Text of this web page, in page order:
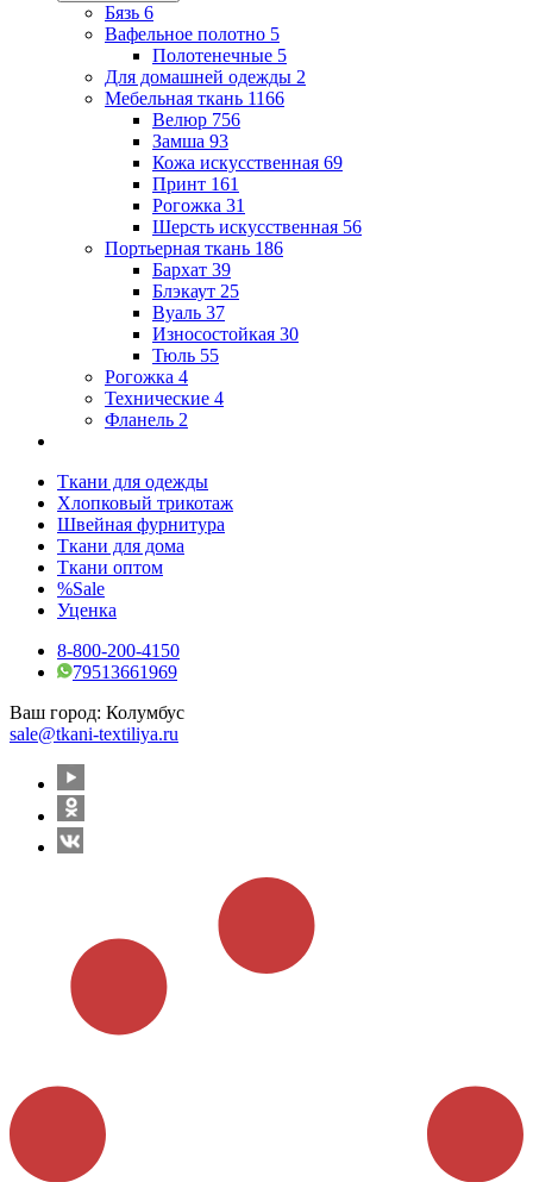
Бязь 6
Вафельное полотно 5
Полотенечные 5
Для домашней одежды 2
Мебельная ткань 1166
Велюр 756
Замша 93
Кожа искусственная 69
Принт 161
Рогожка 31
Шерсть искусственная 56
Портьерная ткань 186
Бархат 39
Блэкаут 25
Вуаль 37
Износостойкая 30
Тюль 55
Рогожка 4
Технические 4
Фланель 2
Ткани для одежды
Хлопковый трикотаж
Швейная фурнитура
Ткани для дома
Ткани оптом
%Sale
Уценка
8-800-200-4150
79513661969
Ваш город: Колумбус
sale@tkani-textiliya.ru